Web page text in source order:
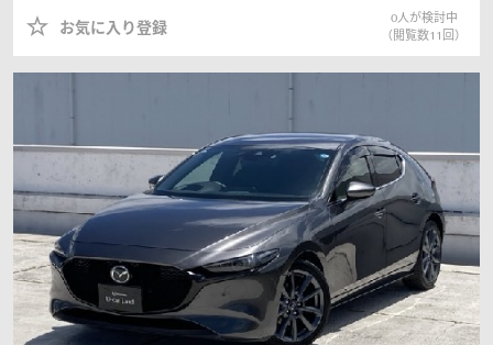
お気に入り登録
0人が検討中
（閲覧数11 回）